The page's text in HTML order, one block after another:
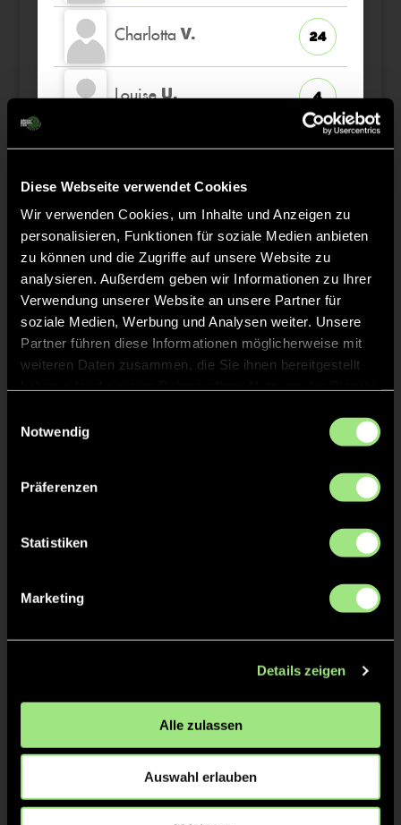
Diese Webseite verwendet Cookies
Wir verwenden Cookies, um Inhalte und Anzeigen zu
personalisieren, Funktionen für soziale Medien anbieten
zu können und die Zugriffe auf unsere Website zu
analysieren. Außerdem geben wir Informationen zu Ihrer
Verwendung unserer Website an unsere Partner für
soziale Medien, Werbung und Analysen weiter. Unsere
Partner führen diese Informationen möglicherweise mit
weiteren Daten zusammen, die Sie ihnen bereitgestellt
Notwendig
Präferenzen
Statistiken
Marketing
Details zeigen
Alle zulassen
Auswahl erlauben
Charlotta V. 24
Louise U. 4
Sophie U.
Henriette
K
12
Nike R. 66
TW = Torwart & ETW = Ersatztorwart, K = Kapitän
2/4